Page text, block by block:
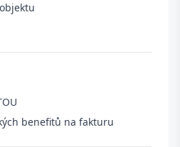
benefitů na fakturu